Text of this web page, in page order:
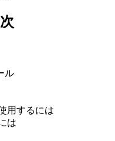
ル
用するには
は